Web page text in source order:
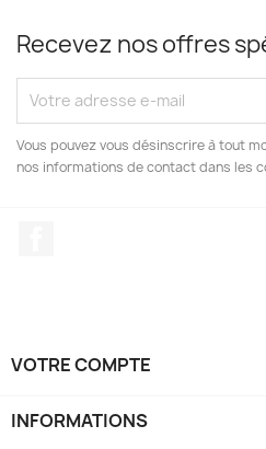
Recevez nos offres
Vous pouvez vous désinscrire à tout
nos informations de contact dans les
VOTRE COMPTE
INFORMATIONS